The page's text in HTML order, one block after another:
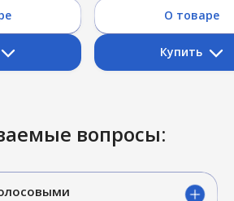
О товаре
Купить
Я.Маркет
вопросы: